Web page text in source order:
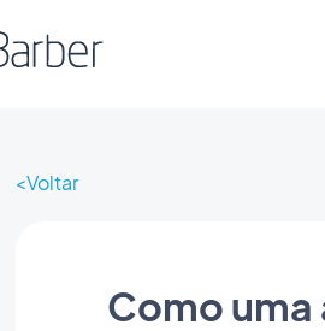
Voltar
Como uma